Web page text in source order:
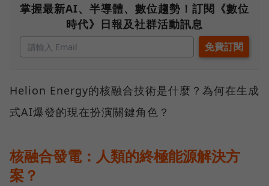
掌握最新AI、半導體、數位趨勢！訂閱《數位
時代》日報及社群活動訊息
Helion Energy的核融合技術是什麼？為何在生成
式AI爆發的現在扮演關鍵角色？
核融合發電：人類的終極能源解決方
案？